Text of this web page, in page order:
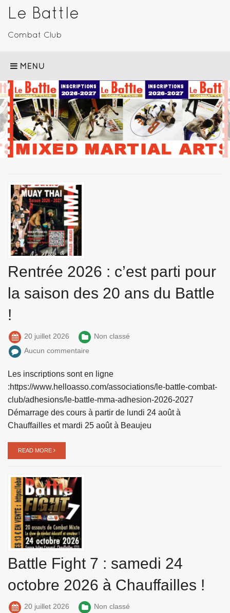
Le Battle
Combat Club
MENU
Rentrée 2026 : c’est parti pour
la saison des 20 ans du Battle
!
20 juillet 2026
Non classé
Aucun commentaire
Les inscriptions sont en ligne
:https://www.helloasso.com/associations/le-battle-combat-
club/adhesions/le-battle-mma-adhesion-2026-2027
Démarrage des cours à partir de lundi 24 août à
Chauffailles et mardi 25 août à Beaujeu
READ MORE
Battle Fight 7 : samedi 24
octobre 2026 à Chauffailles !
20 juillet 2026
Non classé